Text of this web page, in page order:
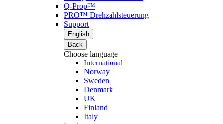
Q-Prop™
PRO™ Drehzahlsteuerung
Support
English
Back
Choose language
International
Norway
Sweden
Denmark
UK
Finland
Italy